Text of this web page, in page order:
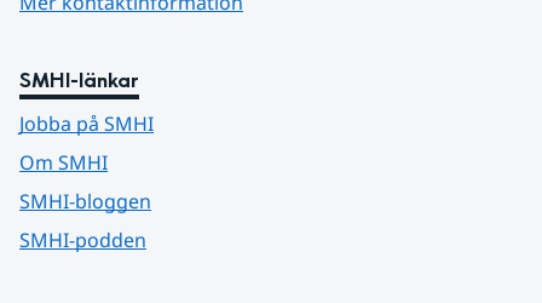
SMHI-länkar
Jobba på SMHI
Om SMHI
SMHI-bloggen
SMHI-podden